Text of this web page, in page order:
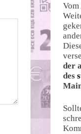
Vom
der
des